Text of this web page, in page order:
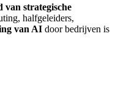
van strategische
halfgeleiders,
van AI door bedrijven is